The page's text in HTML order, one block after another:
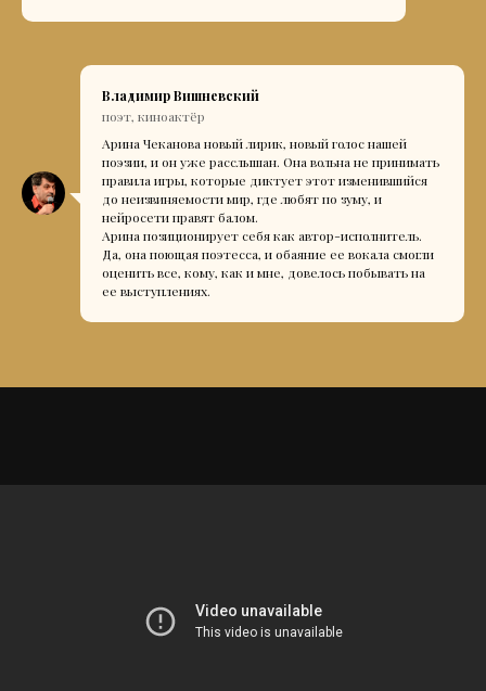
Владимир Вишневский
поэт, киноактёр
Арина Чеканова новый лирик, новый голос нашей
поэзии, и он уже расслышан. Она вольна не принимать
правила игры, которые диктует этот изменившийся
до неизвиняемости мир, где любят по зуму, и
нейросети правят балом.
Арина позиционирует себя как автор-исполнитель.
Да, она поющая поэтесса, и обаяние ее вокала смогли
оценить все, кому, как и мне, довелось побывать на
ее выступлениях.